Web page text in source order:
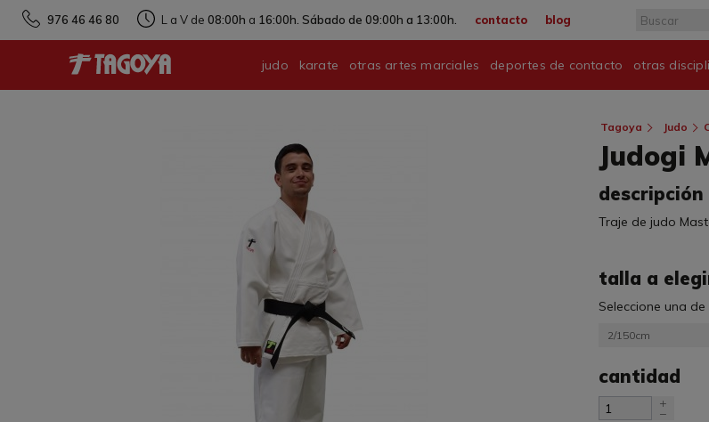
976 46 46 80 L a V de 08:00h a 16:00h. Sábado de 09:00h a 13:00h. contacto blog
judo karate otras artes marciales deportes de contacto otras
Tagoya Judo
Judogi
Traje de judo
talla a
Seleccione una
2/150cm
cantidad